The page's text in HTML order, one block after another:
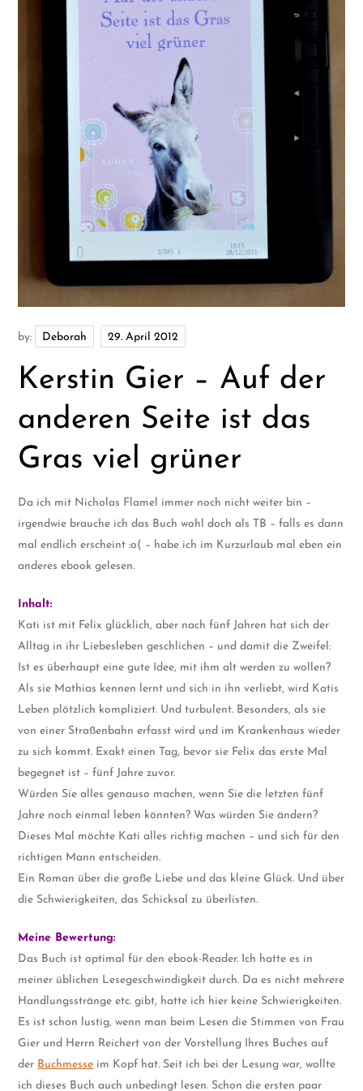
by: Deborah
Kerstin Gier – Auf der
anderen Seite ist das
Gras viel grüner
Da ich mit Nicholas Flamel immer noch nicht weiter bin –
irgendwie brauche ich das Buch wohl doch als TB – falls es dann
mal endlich erscheint :o( – habe ich im Kurzurlaub mal eben ein
anderes ebook gelesen.
Inhalt:
Kati ist mit Felix glücklich, aber nach fünf Jahren hat sich der
Alltag in ihr Liebesleben geschlichen – und damit die Zweifel:
Ist es überhaupt eine gute Idee, mit ihm alt werden zu wollen?
Als sie Mathias kennen lernt und sich in ihn verliebt, wird Katis
Leben plötzlich kompliziert. Und turbulent. Besonders, als sie
von einer Straßenbahn erfasst wird und im Krankenhaus wieder
zu sich kommt. Exakt einen Tag, bevor sie Felix das erste Mal
begegnet ist – fünf Jahre zuvor.
Würden Sie alles genauso machen, wenn Sie die letzten fünf
Jahre noch einmal leben könnten? Was würden Sie ändern?
Dieses Mal möchte Kati alles richtig machen – und sich für den
richtigen Mann entscheiden.
Ein Roman über die große Liebe und das kleine Glück. Und über
die Schwierigkeiten, das Schicksal zu überlisten.
Meine Bewertung:
Das Buch ist optimal für den ebook-Reader. Ich hatte es in
meiner üblichen Lesegeschwindigkeit durch. Da es nicht mehrere
Handlungsstränge etc. gibt, hatte ich hier keine Schwierigkeiten.
Es ist schon lustig, wenn man beim Lesen die Stimmen von Frau
Gier und Herrn Reichert von der Vorstellung Ihres Buches auf
der Buchmesse im Kopf hat. Seit ich bei der Lesung war, wollte
ich dieses Buch auch unbedingt lesen. Schon die ersten paar